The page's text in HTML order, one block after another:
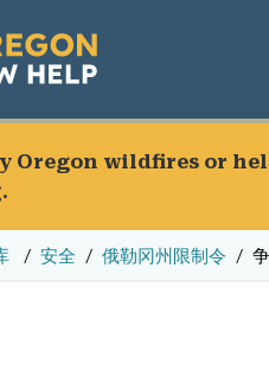
Oregon wildfires or
安全 俄勒冈州限制令